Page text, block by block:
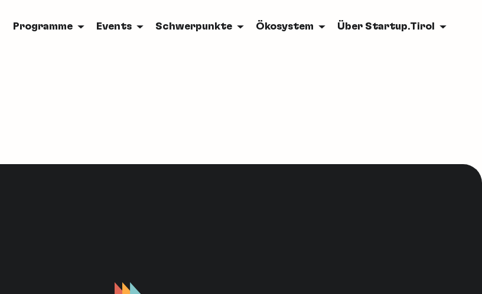
Programme Events Schwerpunkte Ökosystem Über Startup.Tirol